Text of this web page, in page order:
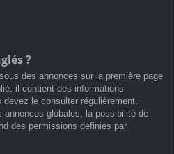
?
des annonces sur la première page
il contient des informations
le consulter régulièrement.
annonces globales, la possibilité de
des permissions définies par